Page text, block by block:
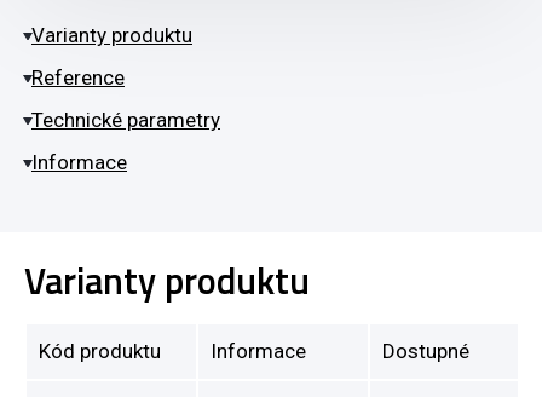
Varianty produktu
Reference
Technické parametry
Informace
Varianty produktu
Kód produktu Informace Dostupné